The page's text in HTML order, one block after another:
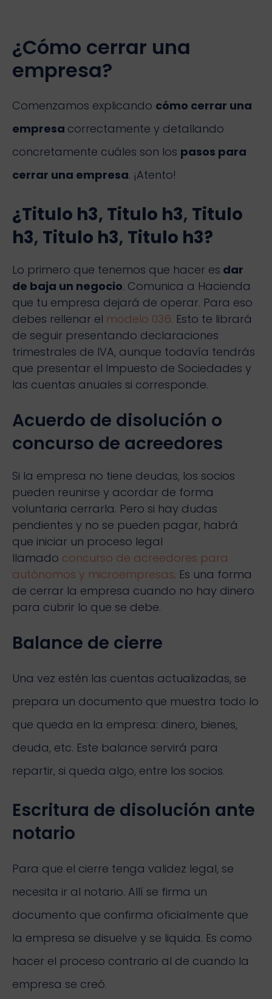
¿Cómo cerrar una
empresa?
Comenzamos explicando cómo cerrar una
empresa correctamente y detallando
concretamente cuáles son los pasos para
cerrar una empresa. ¡Atento!
¿Titulo h3, Titulo h3, Titulo
h3, Titulo h3, Titulo h3?
Lo primero que tenemos que hacer es dar
de baja un negocio. Comunica a Hacienda
que tu empresa dejará de operar. Para eso
debes rellenar el modelo 036. Esto te librará
de seguir presentando declaraciones
trimestrales de IVA, aunque todavía tendrás
que presentar el Impuesto de Sociedades y
las cuentas anuales si corresponde.
Acuerdo de disolución o
concurso de acreedores
Si la empresa no tiene deudas, los socios
pueden reunirse y acordar de forma
voluntaria cerrarla. Pero si hay dudas
pendientes y no se pueden pagar, habrá
que iniciar un proceso legal
llamado concurso de acreedores para
autónomos y microempresas. Es una forma
de cerrar la empresa cuando no hay dinero
para cubrir lo que se debe.
Balance de cierre
Una vez estén las cuentas actualizadas, se
prepara un documento que muestra todo lo
que queda en la empresa: dinero, bienes,
deuda, etc. Este balance servirá para
repartir, si queda algo, entre los socios.
Escritura de disolución ante
notario
Para que el cierre tenga validez legal, se
necesita ir al notario. Allí se firma un
documento que confirma oficialmente que
la empresa se disuelve y se liquida. Es como
hacer el proceso contrario al de cuando la
empresa se creó.